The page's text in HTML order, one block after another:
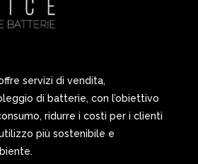
servizi di vendita,
di batterie, con l’obiettivo
ridurre i costi per i clienti
più sostenibile e